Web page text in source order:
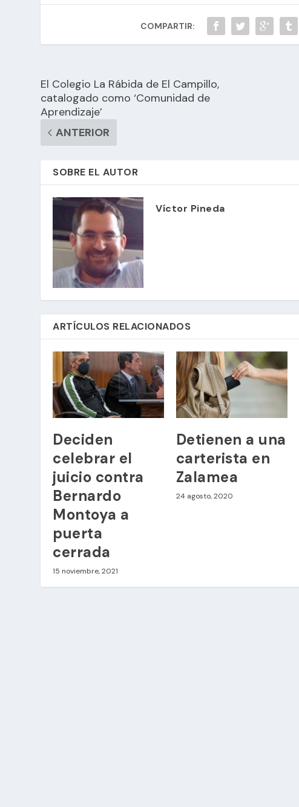
COMPARTIR:
El Colegio La Rábida de El Campillo,
catalogado como ‘Comunidad de
Aprendizaje’
ANTERIOR
SOBRE EL AUTOR
Víctor Pineda
ARTÍCULOS RELACIONADOS
Deciden
celebrar el
juicio contra
Bernardo
Montoya a
puerta
cerrada
15 noviembre, 2021
Detienen a una
carterista en
Zalamea
24 agosto, 2020